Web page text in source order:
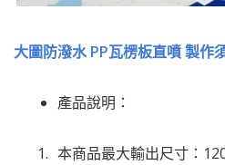
大圖防潑水 PP瓦楞板直噴 製作
產品說明：
本商品最大輸出尺寸：